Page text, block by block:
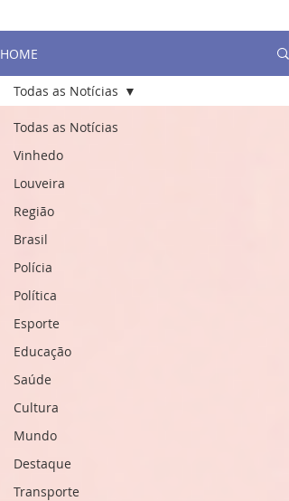
formação acadêmica? R.P.: Sou
gosto muito de música. Toco piano e
violão. Lecionei durante anos em
escolas particulares e, nos últimos
Prefeitura Municipal de Campinas.
R.F.: Como ingressou no Lions Clube
de Vinhedo? R.P.: Casei-me com
anos. Aposen
HOME
Todas as Notícias
Vinhedo
Louveira
Região
Brasil
Polícia
Política
Esporte
Educação
Saúde
Cultura
Mundo
Destaque
Transporte
Todas as Notícias